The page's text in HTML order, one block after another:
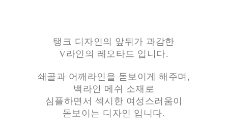
탱크 디자인의 앞뒤가 과감한
V라인의 레오타드 입니다.
쇄골과 어깨라인을 돋보이게 해주며,
백라인 메쉬 소재로
심플하면서 섹시한 여성스러움이
돋보이는 디자인 입니다.